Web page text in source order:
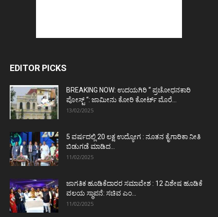
EDITOR PICKS
BREAKING NOW: ಉದಯಗಿರಿ “ ಪ್ರಚೋಧನಕಾರಿ
ಪೋಸ್ಟ್‌ “: ಜಾಮೀನು ಕೋರಿ ಕೋರ್ಟ್‌ ಮೊರೆ...
13/02/2025
5 ವರ್ಷದಲ್ಲಿ 20 ಲಕ್ಷ ಉದ್ಯೋಗ : ನೂತನ ಕೈಗಾರಿಕಾ ನೀತಿ
ಬಿಡುಗಡೆ ಮಾಡಿದ...
11/02/2025
ಜಾಗತಿಕ ಹೂಡಿಕೆದಾರರ ಸಮಾವೇಶ : 12 ವಿಶೇಷ ಹೂಡಿಕೆ
ವಲಯ ಸ್ಥಾಪನೆ: ಸಚಿವ ಎಂ...
11/02/2025